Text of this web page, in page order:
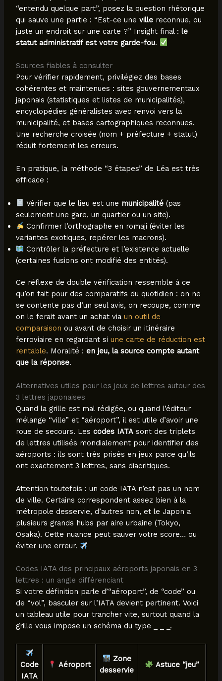
“entendu quelque part”, posez la question rhétorique
qui sauve une partie : “Est-ce une villereconnue, ou
juste un endroit sur une carte ?” Insight final : le
statut administratif est votre garde-fou.
Sources fiables à consulter
Pour vérifier rapidement, privilégiez des bases
cohérentes et maintenues : sites gouvernementaux
japonais (statistiques et listes de municipalités),
encyclopédies généralistes avec renvoi vers la
municipalité, et bases cartographiques reconnues.
Une recherche croisée (nom + préfecture + statut)
réduit fortement les erreurs.
En pratique, la méthode “3 étapes” de Léa est très
efficace :
Vérifier que le lieu est une municipalité (pas
seulement une gare, un quartier ou un site).
Confirmer l’orthographe en romaji (éviter les
variantes exotiques, repérer les macrons).
Contrôler la préfecture et l’existence actuelle
(certaines fusions ont modifié des entités).
Ce réflexe de double vérification ressemble à ce
qu’on fait pour des comparatifs du quotidien : on ne
se contente pas d’un seul avis, on recoupe, comme
on le ferait avant un achat via un outil de
comparaison ou avant de choisir un itinéraire
ferroviaire en regardant si une carte de réduction est
rentable. Moralité : en jeu, la source compte autant
que la réponse.
Alternatives utiles pour les jeux de lettres autour des
3 lettres japonaises
Quand la grille est mal rédigée, ou quand l’éditeur
mélange “ville” et “aéroport”, il est utile d’avoir une
roue de secours. Les codes IATAsont des triplets
de lettres utilisés mondialement pour identifier des
aéroports : ils sont très prisés en jeux parce qu’ils
ont exactement 3 lettres, sans diacritiques.
Attention toutefois : un code IATA n’est pas un nom
de ville. Certains correspondent assez bien à la
métropole desservie, d’autres non, et le Japon a
plusieurs grands hubs par aire urbaine (Tokyo,
Osaka). Cette nuance peut sauver votre score… ou
éviter une erreur.
Codes IATA des principaux aéroports japonais en 3
lettres : un angle différenciant
Si votre définition parle d’“aéroport”, de “code” ou
de “vol”, basculer sur l’IATA devient pertinent. Voici
un tableau utile pour trancher vite, surtout quand la
grille vous impose un schéma du type _ _ _.
Code
IATA
Aéroport
Zone
desservie
Astuce “jeu”